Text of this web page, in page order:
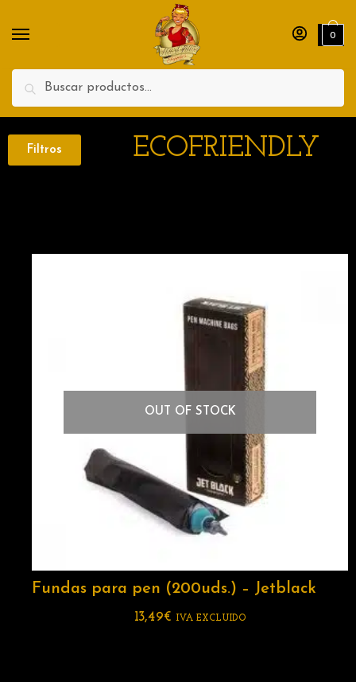
Search
0
Filtros ECOFRIENDLY
OUT OF STOCK
Fundas para pen (200uds.) – Jetblack
13,49€ IVA EXCLUIDO